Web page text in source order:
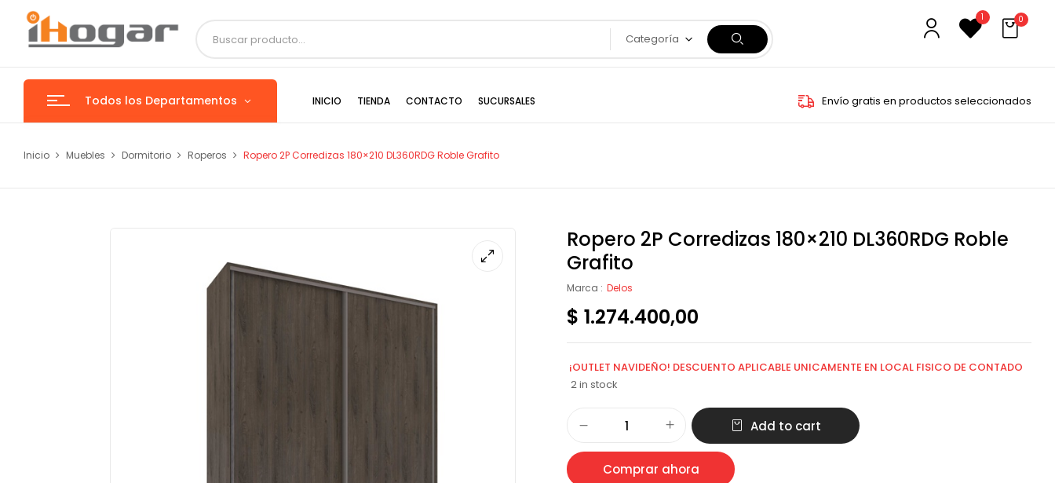
Categoría
1 0
Todos los Departamentos INICIO TIENDA CONTACTO SUCURSALES Envío gratis en productos seleccionados
Inicio Muebles Dormitorio Roperos Ropero 2P Corredizas 180×210 DL360RDG Roble Grafito
Ropero 2P Corredizas 180×210 DL360RDG Roble
Grafito
Marca : Delos
$ 1.274.400,00
¡OUTLET NAVIDEÑO! DESCUENTO APLICABLE UNICAMENTE EN LOCAL FISICO DE CONTADO
2 in stock
Add to cart
Comprar ahora